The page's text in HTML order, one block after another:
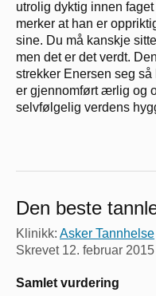
utrolig dyktig innen
merker at han er
sine. Du må kanskje
men det er det verdt.
strekker Enersen seg
er gjennomført ærlig og
selvfølgelig verdens
Den beste
Klinikk: Asker Tannhelse
Skrevet 12. februar 2015
Samlet vurdering